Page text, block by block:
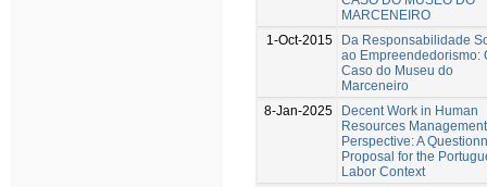
MARCENEIRO
1-Oct-2015
Da Responsabilidade
ao Empreendedorismo:
Caso do Museu do
Marceneiro
8-Jan-2025
Decent Work in Human
Resources Management
Perspective: A
Proposal for the
Labor Context